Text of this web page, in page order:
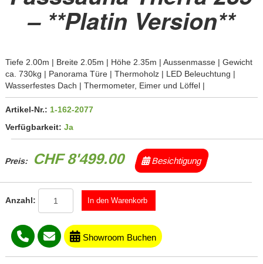
– **Platin Version**
Tiefe 2.00m | Breite 2.05m | Höhe 2.35m | Aussenmasse | Gewicht
ca. 730kg | Panorama Türe | Thermoholz | LED Beleuchtung |
Wasserfestes Dach | Thermometer, Eimer und Löffel |
Artikel-Nr.: 1-162-2077
Verfügbarkeit: Ja
Preis: CHF 8'499.00 Besichtigung
Anzahl:
Showroom Buchen